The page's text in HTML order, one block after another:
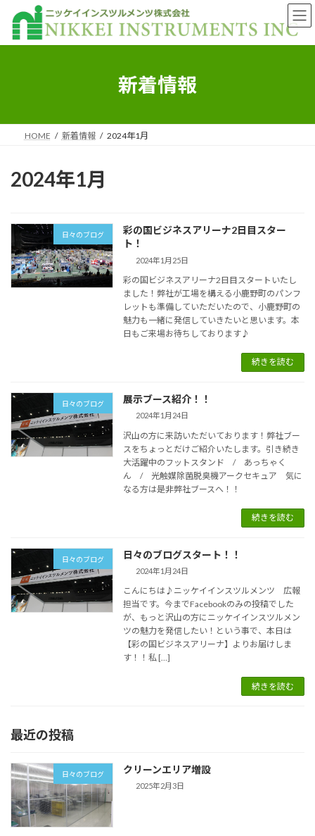
ン
ー
新着情報
HOME 新着情報 2024年1月
2024年1月
日々のブログ
彩の国ビジネスアリーナ2日目スター
ト！
2024年1月25日
彩の国ビジネスアリーナ2日目スタートいたし
ました！弊社が工場を構える小鹿野町のパンフ
レットも準備していただいたので、小鹿野町の
魅力も一緒に発信していきたいと思います。本
日もご来場お待ちしております♪
続きを読む
日々のブログ 展示ブース紹介！！
2024年1月24日
沢山の方に来訪いただいております！弊社ブー
スをちょっとだけご紹介いたします。引き続き
大活躍中のフットスタンド / あっちゃく
ん / 光触媒除菌脱臭機アークセキュア 気に
なる方は是非弊社ブースへ！！
続きを読む
日々のブログ 日々のブログスタート！！
2024年1月24日
こんにちは♪ニッケイインスツルメンツ 広報
担当です。今までFacebookのみの投稿でした
が、もっと沢山の方にニッケイインスツルメン
ツの魅力を発信したい！という事で、本日は
【彩の国ビジネスアリーナ】よりお届けしま
す！！私 […]
続きを読む
最近の投稿
日々のブログ クリーンエリア増設
2025年2月3日